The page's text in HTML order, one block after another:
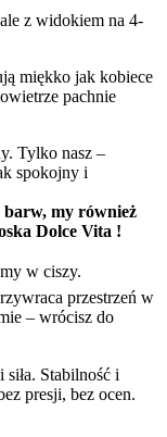
z widokiem na 4-
miękko jak kobiece
pachnie
Tylko nasz –
spokojny i
barw, my również
Dolce Vita !
w ciszy.
przestrzeń w
– wrócisz do
Stabilność i
presji, bez ocen.